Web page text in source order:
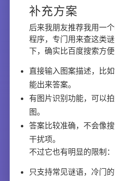
补充方案
后来我朋友推荐我用一
程序，专门用来查这类
下，确实比百度搜索方便
直接输入图案描述，比
能出来答案。
有图片识别功能，可以
图。
答案比较准确，不会像
干扰项。
不过它也有明显的限制：
只支持常见谜语，冷门的